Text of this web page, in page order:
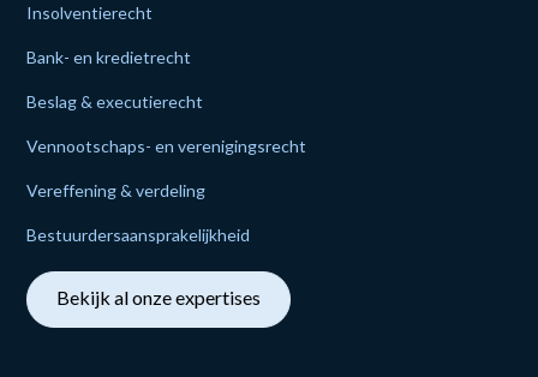
Insolventie­recht
Bank- en krediet­recht
Beslag & executie­recht
Vennoot­schaps- en verenigings­recht
Vereffening & verdeling
Bestuurders­aansprakelijk­heid
Bekijk al onze expertises